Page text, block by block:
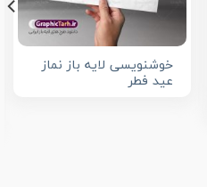
خوشنویسی لایه باز نماز
عید فطر